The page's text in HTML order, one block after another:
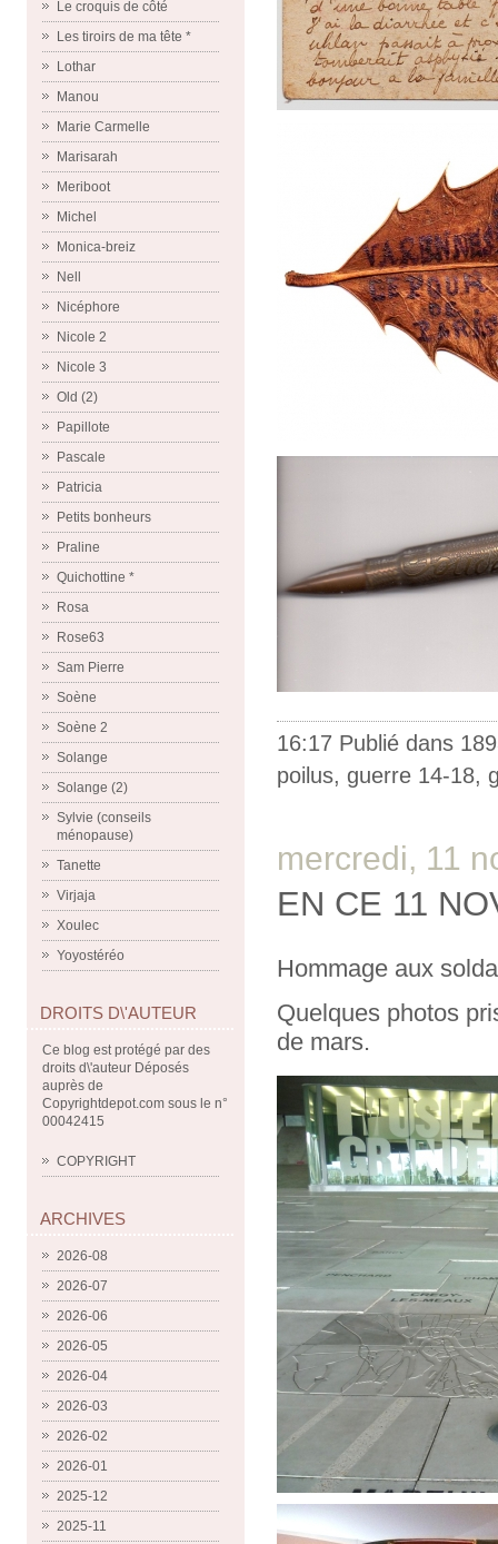
Le croquis de côté
Les tiroirs de ma tête *
Lothar
Manou
Marie Carmelle
Marisarah
Meriboot
Michel
Monica-breiz
Nell
Nicéphore
Nicole 2
Nicole 3
Old (2)
Papillote
Pascale
Patricia
Petits bonheurs
Praline
Quichottine *
Rosa
Rose63
Sam Pierre
Soène
Soène 2
Solange
Solange (2)
Sylvie (conseils
ménopause)
Tanette
Virjaja
Xoulec
Yoyostéréo
DROITS D\'AUTEUR
Ce blog est protégé par des
droits d\'auteur Déposés
auprès de
Copyrightdepot.com sous le n°
00042415
COPYRIGHT
ARCHIVES
2026-08
2026-07
2026-06
2026-05
2026-04
2026-03
2026-02
2026-01
2025-12
2025-11
16:17 Publié dans
poilus, guerre 14-18,
mercredi, 11
EN CE 11
Hommage aux
Quelques photos
de mars.